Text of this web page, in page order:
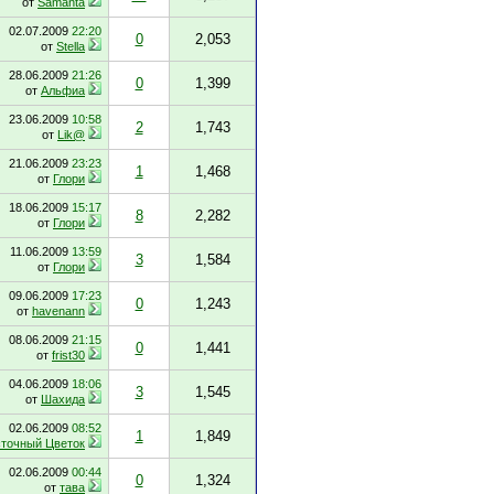
02.07.2009 22:20
от Stella 0 2,053
28.06.2009 21:26
от Альфиа 0 1,399
23.06.2009 10:58
от Lik@ 2 1,743
21.06.2009 23:23
от Глори 1 1,468
18.06.2009 15:17
от Глори 8 2,282
11.06.2009 13:59
от Глори 3 1,584
09.06.2009 17:23
от havenann 0 1,243
08.06.2009 21:15
от frist30 0 1,441
04.06.2009 18:06
от Шахида 3 1,545
02.06.2009 08:52
Цветок 1 1,849
02.06.2009 00:44
от тава 0 1,324